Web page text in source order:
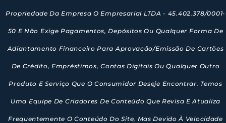
Propriedade Da Empresa O Empresarial LTDA - 45.402.378/0001-
50 E Não Exige Pagamentos, Depósitos Ou Qualquer Forma De
Adiantamento Financeiro Para Aprovação/emissão De Cartões
De Crédito, Empréstimos, Contas Digitais Ou Qualquer Outro
Produto E Serviço Que O Consumidor Deseje Encontrar. Temos
Uma Equipe De Criadores De Conteúdo Que Revisa E Atualiza
Frequentemente O Conteúdo Do Site, Mas Devido À Velocidade